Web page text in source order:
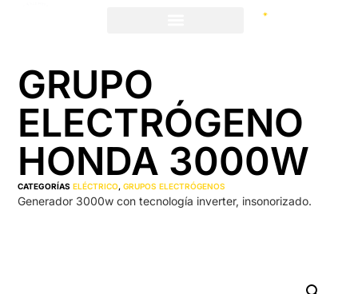
GRUPO
ELECTRÓGENO
HONDA 3000W
CATEGORÍAS ELÉCTRICO,GRUPOS ELECTRÓGENOS
Generador 3000w con tecnología inverter, insonorizado.